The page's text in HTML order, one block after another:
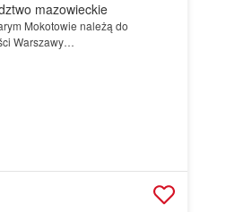
mazowieckie
Mokotowie należą do
Warszawy…